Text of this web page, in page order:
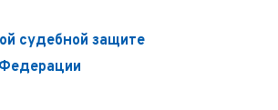
судебной защите